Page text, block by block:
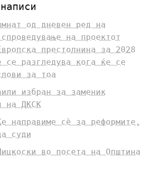
од дневен ред на
на проектот
престолнина за 2028
се разгледува кога ќе се
за тоа
избран за заменик
на ДКСК
направиме сè за реформите,
суди
во посета на Општина